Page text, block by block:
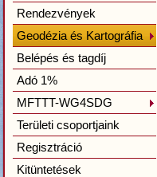
Rendezvények
Geodézia és Kartográfia
Belépés és tagdíj
Adó 1%
MFTTT-WG4SDG
Területi csoportjaink
Regisztráció
Kitüntetések